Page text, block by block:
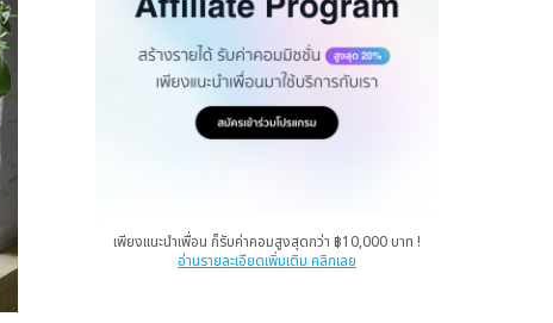
เพียงแนะนำเพื่อน ก็รับค่าคอมสูงสุดกว่า ฿10,000 บาท !
อ่านรายละเอียดเพิ่มเติม คลิกเลย